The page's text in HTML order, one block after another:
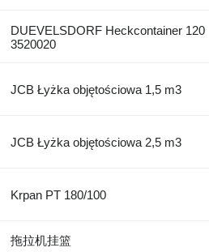
DUEVELSDORF Heckcontainer 120
3520020
JCB Łyżka objętościowa 1,5 m3
JCB Łyżka objętościowa 2,5 m3
Krpan PT 180/100
拖拉机挂篮